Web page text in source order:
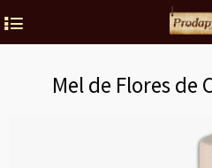
4
Mel de Flores de